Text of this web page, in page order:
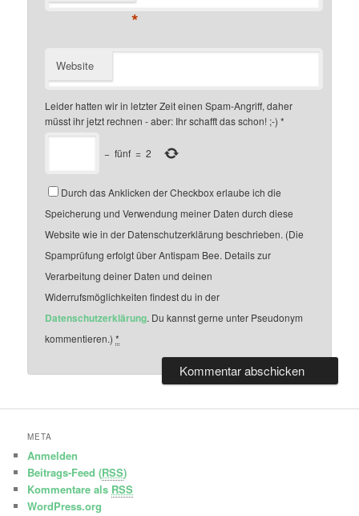
*
Website
Leider hatten wir in letzter Zeit einen Spam-Angriff, daher
müsst ihr jetzt rechnen - aber: Ihr schafft das schon! ;-) *
− fünf = 2
Durch das Anklicken der Checkbox erlaube ich die
Speicherung und Verwendung meiner Daten durch diese
Website wie in der Datenschutzerklärung beschrieben. (Die
Spamprüfung erfolgt über Antispam Bee. Details zur
Verarbeitung deiner Daten und deinen
Widerrufsmöglichkeiten findest du in der
Datenschutzerklärung. Du kannst gerne unter Pseudonym
kommentieren.)*
META
Anmelden
Beitrags-Feed (RSS)
Kommentare als RSS
WordPress.org